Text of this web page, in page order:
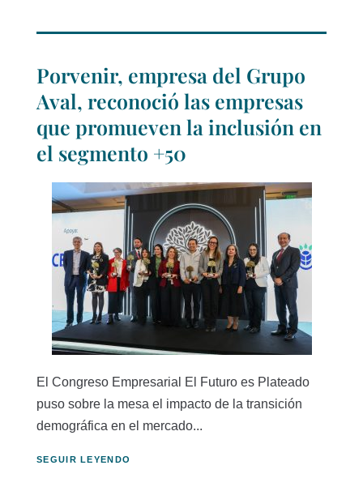
Porvenir, empresa del Grupo
Aval, reconoció las empresas
que promueven la inclusión en
el segmento +50
El Congreso Empresarial El Futuro es Plateado
puso sobre la mesa el impacto de la transición
demográfica en el mercado...
SEGUIR LEYENDO